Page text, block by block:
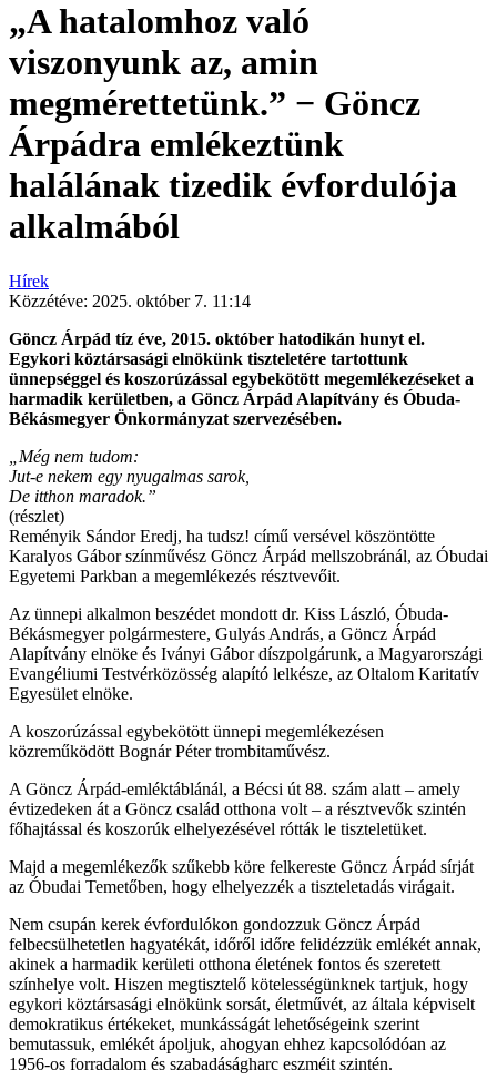
„A hatalomhoz való
viszonyunk az, amin
megmérettetünk.” − Göncz
Árpádra emlékeztünk
halálának tizedik évfordulója
alkalmából
Hírek
Közzétéve: 2025. október 7. 11:14
Göncz Árpád tíz éve, 2015. október hatodikán hunyt el.
Egykori köztársasági elnökünk tiszteletére tartottunk
ünnepséggel és koszorúzással egybekötött megemlékezéseket a
harmadik kerületben, a Göncz Árpád Alapítvány és Óbuda-
Békásmegyer Önkormányzat szervezésében.
„Még nem tudom:
Jut-e nekem egy nyugalmas sarok,
De itthon maradok.”
(részlet)
Reményik Sándor Eredj, ha tudsz! című versével köszöntötte
Karalyos Gábor színművész Göncz Árpád mellszobránál, az Óbudai
Egyetemi Parkban a megemlékezés résztvevőit.
Az ünnepi alkalmon beszédet mondott dr. Kiss László, Óbuda-
Békásmegyer polgármestere, Gulyás András, a Göncz Árpád
Alapítvány elnöke és Iványi Gábor díszpolgárunk, a Magyarországi
Evangéliumi Testvérközösség alapító lelkésze, az Oltalom Karitatív
Egyesület elnöke.
A koszorúzással egybekötött ünnepi megemlékezésen
közreműködött Bognár Péter trombitaművész.
A Göncz Árpád-emléktáblánál, a Bécsi út 88. szám alatt – amely
évtizedeken át a Göncz család otthona volt – a résztvevők szintén
főhajtással és koszorúk elhelyezésével rótták le tiszteletüket.
Majd a megemlékezők szűkebb köre felkereste Göncz Árpád sírját
az Óbudai Temetőben, hogy elhelyezzék a tiszteletadás virágait.
Nem csupán kerek évfordulókon gondozzuk Göncz Árpád
felbecsülhetetlen hagyatékát, időről időre felidézzük emlékét annak,
akinek a harmadik kerületi otthona életének fontos és szeretett
színhelye volt. Hiszen megtisztelő kötelességünknek tartjuk, hogy
egykori köztársasági elnökünk sorsát, életművét, az általa képviselt
demokratikus értékeket, munkásságát lehetőségeink szerint
bemutassuk, emlékét ápoljuk, ahogyan ehhez kapcsolódóan az
1956-os forradalom és szabadáságharc eszméit szintén.